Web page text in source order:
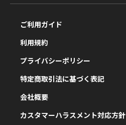
ご利用ガイド
利用規約
プライバシーポリシー
特定商取引法に基づく表記
会社概要
カスタマーハラスメント対応方針